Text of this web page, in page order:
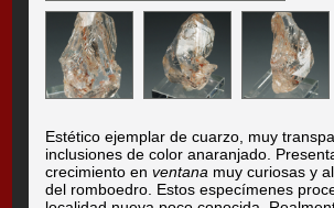
Estético ejemplar de cuarzo, muy
inclusiones de color anaranjado.
crecimiento enventana muy curiosas y
del romboedro. Estos especímenes